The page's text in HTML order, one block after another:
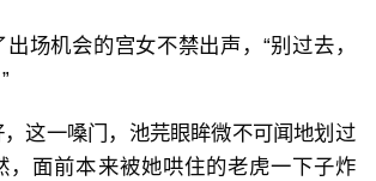
场机会的宫女不禁出声，“别过去，
这一嗓门，池芫眼眸微不可闻地划过
，面前本来被她哄住的老虎一下子炸